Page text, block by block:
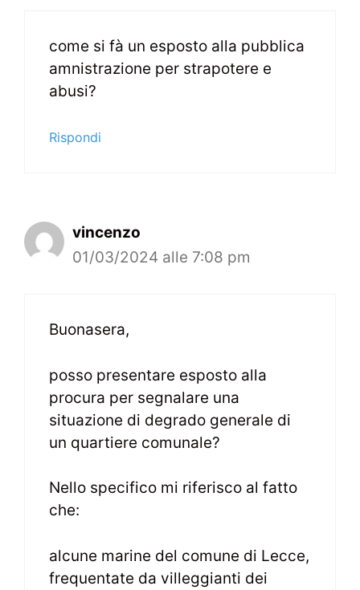
come si fà un esposto alla pubblica
amnistrazione per strapotere e
abusi?
Rispondi
vincenzo
01/03/2024 alle 7:08 pm
Buonasera,
posso presentare esposto alla
procura per segnalare una
situazione di degrado generale di
un quartiere comunale?
Nello specifico mi riferisco al fatto
che:
alcune marine del comune di Lecce,
frequentate da villeggianti dei